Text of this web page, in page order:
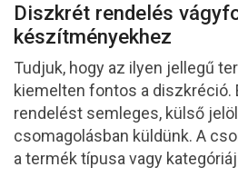
Diszkrét rendelés
készítményekhez
Tudjuk, hogy az ilyen jellegű
kiemelten fontos a diszkréció.
rendelést semleges, külső
csomagolásban küldünk. A
a termék típusa vagy